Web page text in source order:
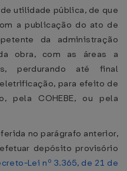
utilidade pública, de que
a publicação do ato de
da administração
obra, com as áreas a
perdurando até final
para efeito de
pela COHEBE, ou pela
no parágrafo anterior,
efetuar depósito provisório
Lei nº 3.365, de 21 de